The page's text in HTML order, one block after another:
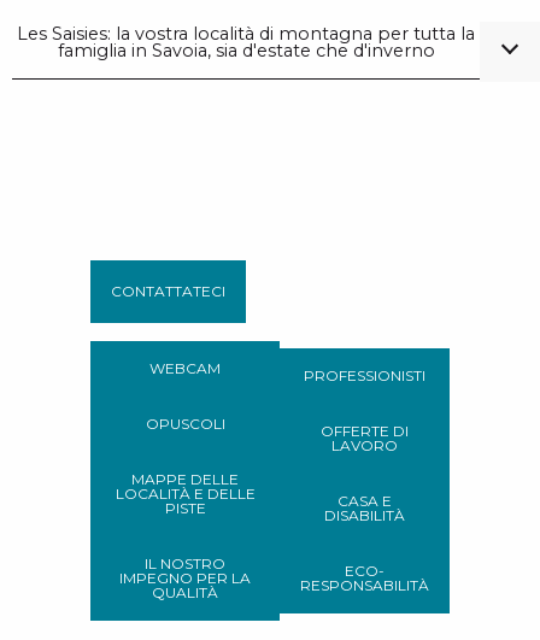
Les Saisies: la vostra località di montagna per tutta la
famiglia in Savoia, sia d'estate che d'inverno
CONTATTATECI
WEBCAM
OPUSCOLI
MAPPE DELLE
LOCALITÀ E DELLE
PISTE
IL NOSTRO
IMPEGNO PER LA
QUALITÀ
PROFESSIONISTI
OFFERTE DI
LAVORO
CASA E
DISABILITÀ
ECO-
RESPONSABILITÀ